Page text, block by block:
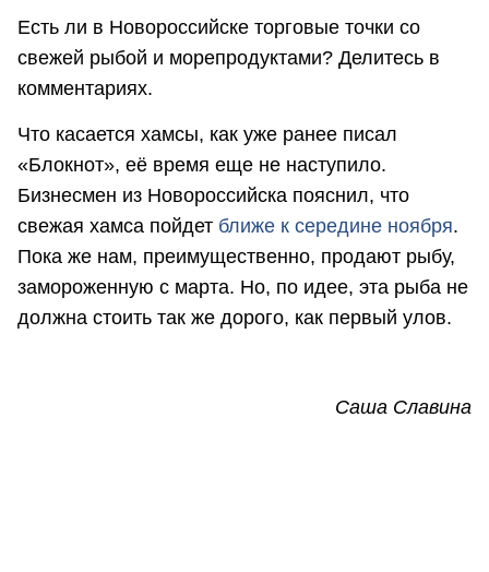
Есть ли в Новороссийске торговые точки со
свежей рыбой и морепродуктами? Делитесь в
комментариях.
Что касается хамсы, как уже ранее писал
«Блокнот», её время еще не наступило.
Бизнесмен из Новороссийска пояснил, что
свежая хамса пойдет ближе к середине ноября.
Пока же нам, преимущественно, продают рыбу,
замороженную с марта. Но, по идее, эта рыба не
должна стоить так же дорого, как первый улов.
Саша Славина